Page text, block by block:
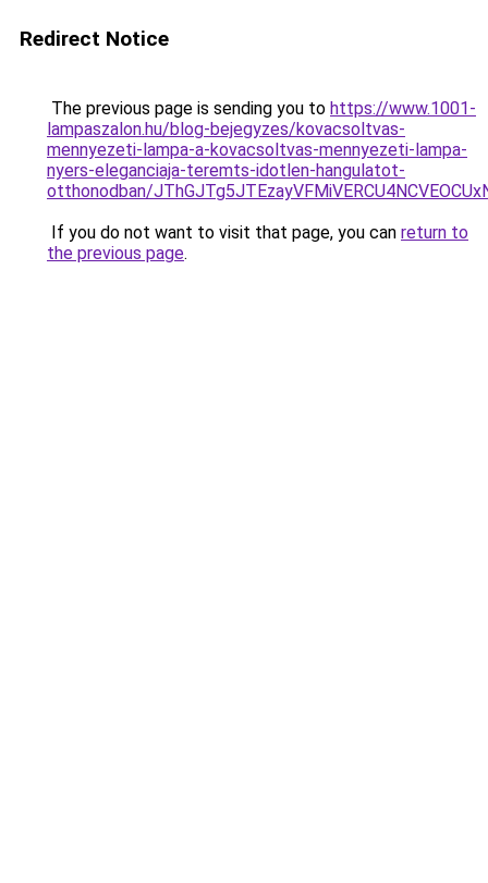
Redirect Notice
The previous page is sending you to https://www.1001-
lampaszalon.hu/blog-bejegyzes/kovacsoltvas-
mennyezeti-lampa-a-kovacsoltvas-mennyezeti-lampa-
nyers-eleganciaja-teremts-idotlen-hangulatot-
otthonodban/
If you do not want to visit that page, you can return to
the previous page.